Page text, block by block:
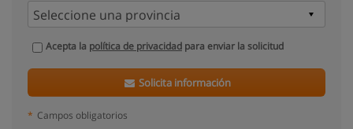
Acepta la política de privacidad para enviar la solicitud
Solicita información
* Campos obligatorios